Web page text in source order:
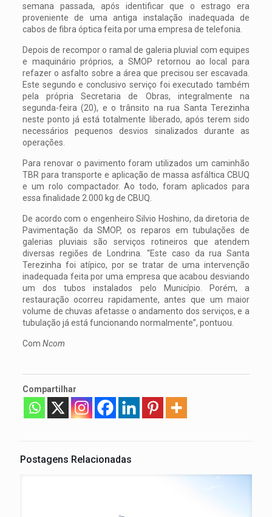
semana passada, após identificar que o estrago era
proveniente de uma antiga instalação inadequada de
cabos de fibra óptica feita por uma empresa de telefonia.
Depois de recompor o ramal de galeria pluvial com equipes
e maquinário próprios, a SMOP retornou ao local para
refazer o asfalto sobre a área que precisou ser escavada.
Este segundo e conclusivo serviço foi executado também
pela própria Secretaria de Obras, integralmente na
segunda-feira (20), e o trânsito na rua Santa Terezinha
neste ponto já está totalmente liberado, após terem sido
necessários pequenos desvios sinalizados durante as
operações.
Para renovar o pavimento foram utilizados um caminhão
TBR para transporte e aplicação de massa asfáltica CBUQ
e um rolo compactador. Ao todo, foram aplicados para
essa finalidade 2.000 kg de CBUQ.
De acordo com o engenheiro Silvio Hoshino, da diretoria de
Pavimentação da SMOP, os reparos em tubulações de
galerias pluviais são serviços rotineiros que atendem
diversas regiões de Londrina. “Este caso da rua Santa
Terezinha foi atípico, por se tratar de uma intervenção
inadequada feita por uma empresa que acabou desviando
um dos tubos instalados pelo Município. Porém, a
restauração ocorreu rapidamente, antes que um maior
volume de chuvas afetasse o andamento dos serviços, e a
tubulação já está funcionando normalmente”, pontuou.
Com Ncom
Compartilhar
Postagens Relacionadas